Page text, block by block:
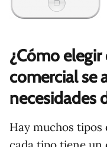
¿Cómo
comercial se
necesidades
Hay muchos tipos